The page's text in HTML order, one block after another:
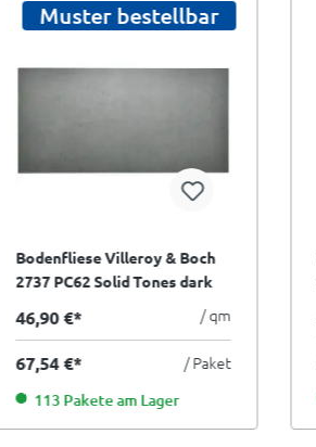
Muster bestellbar
Bodenfliese Villeroy & Boch
2737 PC62 Solid Tones dark
concrete anthrazit 60x120 cm
I.Sorte
46,90 €* / qm
67,54 €* / Paket
113 Pakete am Lager